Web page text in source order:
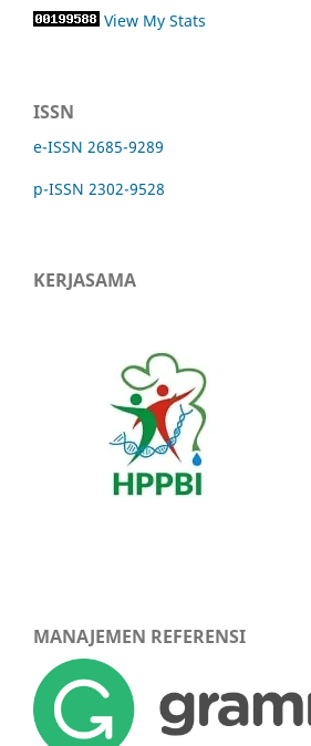
View My Stats
ISSN
e-ISSN 2685-9289
p-ISSN 2302-9528
KERJASAMA
MANAJEMEN REFERENSI